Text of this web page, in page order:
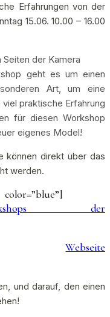
Erfahrungen von der
15.06. 10.00 – 16.00
der Kamera
geht es um einen
Art, um eine
praktische Erfahrung
für diesen Workshop
eigenes Model!
können direkt über das
werden.
der
Webseite
und darauf, den einen